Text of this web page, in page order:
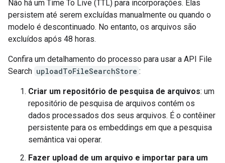
Não há um Time To Live (TTL) para incorporações. Elas
persistem até serem excluídas manualmente ou quando o
modelo é descontinuado. No entanto, os arquivos são
excluídos após 48 horas.
Confira um detalhamento do processo para usar a API File
Search uploadToFileSearchStore :
Criar um repositório de pesquisa de arquivos: um
repositório de pesquisa de arquivos contém os
dados processados dos seus arquivos. É o contêiner
persistente para os embeddings em que a pesquisa
semântica vai operar.
Fazer upload de um arquivo e importar para um